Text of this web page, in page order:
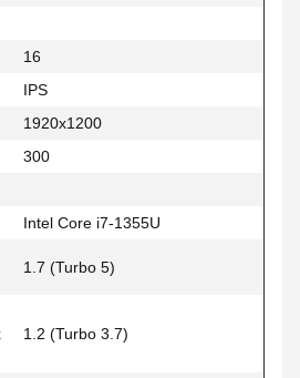
16
IPS
1920x1200
300
Intel Core i7-1355U
1.7 (Turbo 5)
1.2 (Turbo 3.7)